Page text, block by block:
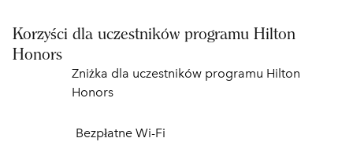
Korzyści dla uczestników programu Hilton
Honors
Zniżka dla uczestników programu Hilton
Honors
Bezpłatne Wi-Fi